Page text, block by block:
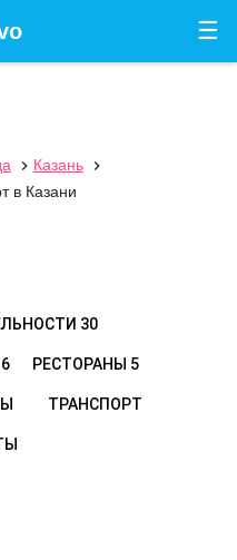
☰
 Казань

в Казани
30
6 РЕСТОРАНЫ 5
ТРАНСПОРТ